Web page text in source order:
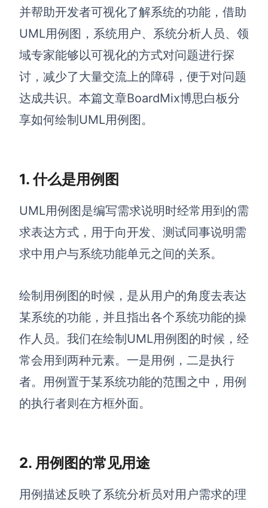
博思设计
一体化产品设计工具
博思AIPPT
AI生成PPT，支持在线编辑
资源与下载
向团队介绍
客户端、插件
解决方案
高效协作
在线白板
在线绘图
思维和灵感整理
ER图
并帮助开发者可视化了解系统的功能，借助
UML用例图，系统用户、系统分析人员、领
域专家能够以可视化的方式对问题进行探
讨，减少了大量交流上的障碍，便于对问题
达成共识。本篇文章BoardMix博思白板分
享如何绘制UML用例图。
1. 什么是用例图
UML用例图是编写需求说明时经常用到的需
求表达方式，用于向开发、测试同事说明需
求中用户与系统功能单元之间的关系。
绘制用例图的时候，是从用户的角度去表达
某系统的功能，并且指出各个系统功能的操
作人员。我们在绘制UML用例图的时候，经
常会用到两种元素。一是用例，二是执行
者。用例置于某系统功能的范围之中，用例
的执行者则在方框外面。
2. 用例图的常见用途
用例描述反映了系统分析员对用户需求的理